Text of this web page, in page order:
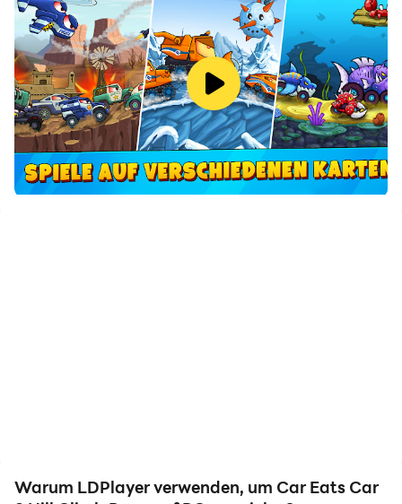
genießen.
Mit Unterstützung von hohen Bildraten werden die
vielfältigen Streckendesigns im Spiel sowie die reichen
Funktionen und Umgebungsänderungen realistischer
und genauer.
Gleichzeitig ermöglicht Ihnen die
Videorekorderfunktion, alle Rennen und spannenden
Autoverfolgungsjagd brauchst du Turbo-
Geschwindigkeit und fahrerisches Können. Werde zum
Warum LDPlayer verwenden, um Car Eats Car